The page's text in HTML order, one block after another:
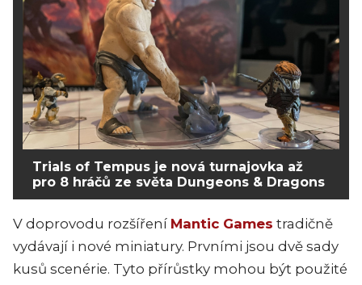
Trials of Tempus je nová turnajovka až
pro 8 hráčů ze světa Dungeons & Dragons
V doprovodu rozšíření Mantic Games tradičně
vydávají i nové miniatury. Prvními jsou dvě sady
kusů scenérie. Tyto přírůstky mohou být použité